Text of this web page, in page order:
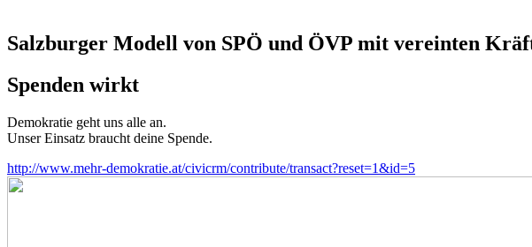
Salzburger Modell von SPÖ und ÖVP mit vereinten
Spenden wirkt
Demokratie geht uns alle an.
Unser Einsatz braucht deine Spende.
http://www.mehr-demokratie.at/civicrm/contribute/transact?reset=1&id=5